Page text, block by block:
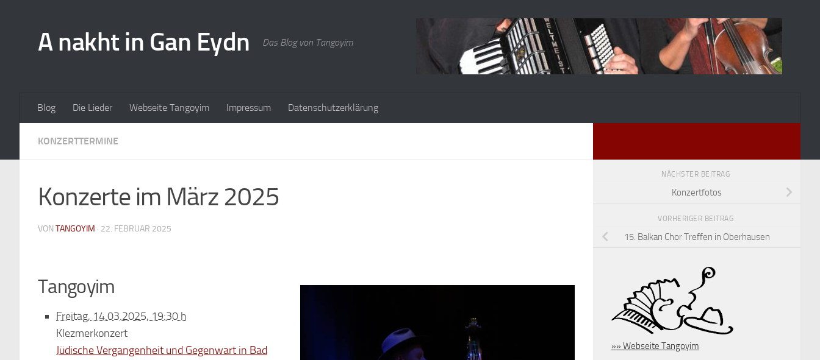
A nakht in Gan Eydn Das Blog von Tangoyim
Blog Die Lieder Webseite Tangoyim Impressum Datenschutzerklärung
KONZERTTERMINE
Konzerte im März 2025
VON TANGOYIM · 22. FEBRUAR 2025
Tangoyim
Freitag, 14.03.2025, 19:30 h
Klezmerkonzert
Jüdische Vergangenheit und Gegenwart in Bad
NÄCHSTER BEITRAG
Konzertfotos
VORHERIGER BEITRAG
15. Balkan Chor Treffen in Oberhausen
»» Webseite Tangoyim